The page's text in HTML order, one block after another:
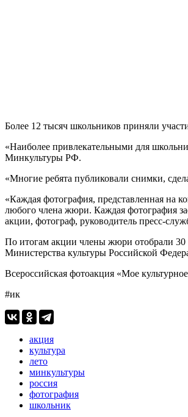
Более 12 тысяч школьников приняли
«Наиболее привлекательными для
Минкультуры РФ.
«Многие ребята публиковали снимки,
«Каждая фотография, представленная на
любого члена жюри. Каждая фотография
акции, фотограф, руководитель пресс-
По итогам акции члены жюри отобрали 30
Министерства культуры Российской
Всероссийская фотоакция «Мое
#ик
акция
культура
лето
минкультуры
россия
фотография
школьник